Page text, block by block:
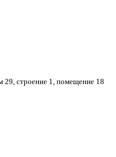
29, строение 1, помещение 18